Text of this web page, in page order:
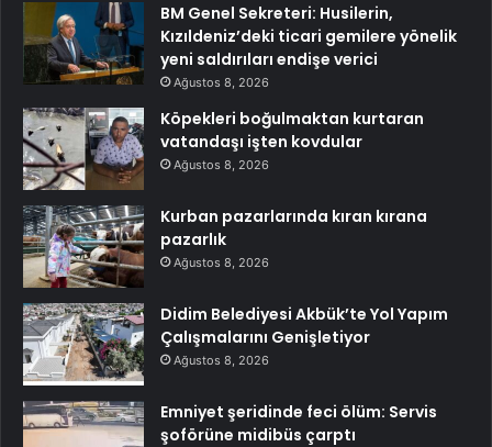
BM Genel Sekreteri: Husilerin,
Kızıldeniz’deki ticari gemilere yönelik
yeni saldırıları endişe verici
Ağustos 8, 2026
Köpekleri boğulmaktan kurtaran
vatandaşı işten kovdular
Ağustos 8, 2026
Kurban pazarlarında kıran kırana
pazarlık
Ağustos 8, 2026
Didim Belediyesi Akbük’te Yol Yapım
Çalışmalarını Genişletiyor
Ağustos 8, 2026
Emniyet şeridinde feci ölüm: Servis
şoförüne midibüs çarptı